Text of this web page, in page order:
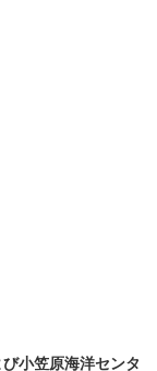
小笠原海洋センタ